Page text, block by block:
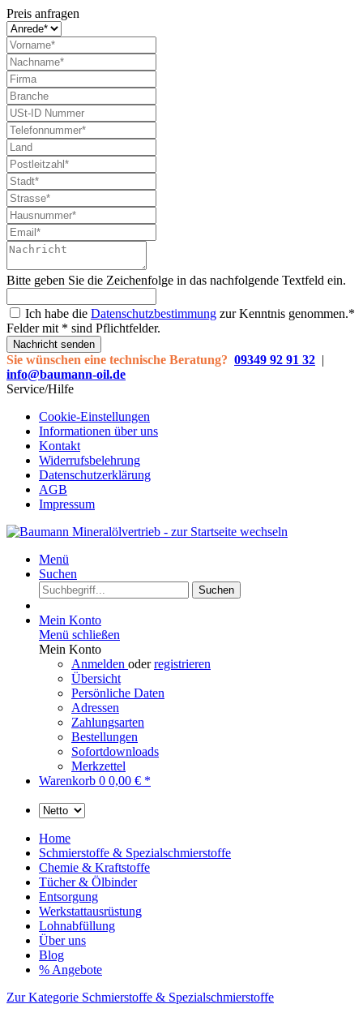
Preis anfragen
Bitte geben Sie die Zeichenfolge in das nachfolgende Textfeld ein.
Ich habe die Datenschutzbestimmung zur Kenntnis genommen.*
Felder mit * sind Pflichtfelder.
Nachricht senden
Sie wünschen eine technische Beratung? 09349 92 91 32 |
info@baumann-oil.de
Service/Hilfe
Cookie-Einstellungen
Informationen über uns
Kontakt
Widerrufsbelehrung
Datenschutzerklärung
AGB
Impressum
Menü
Suchen
Suchen
Mein Konto
Menü schließen
Mein Konto
Anmelden oderregistrieren
Übersicht
Persönliche Daten
Adressen
Zahlungsarten
Bestellungen
Sofortdownloads
Merkzettel
Warenkorb 0 0,00 € *
Home
Schmierstoffe & Spezialschmierstoffe
Chemie & Kraftstoffe
Tücher & Ölbinder
Entsorgung
Werkstattausrüstung
Lohnabfüllung
Über uns
Blog
% Angebote
Zur Kategorie Schmierstoffe & Spezialschmierstoffe